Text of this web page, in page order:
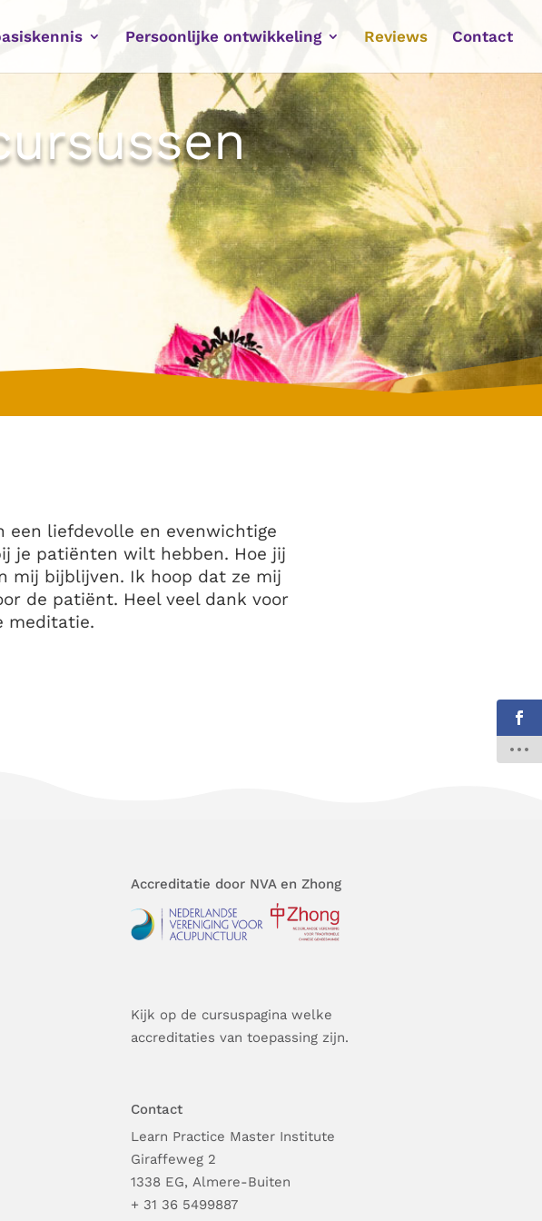
Persoonlijke ontwikkeling Reviews Contact
een liefdevolle en evenwichtige
je patiënten wilt hebben. Hoe jij
mij bijblijven. Ik hoop dat ze mij
de patiënt. Heel veel dank voor
meditatie.
Accreditatie door NVA en Zhong
Kijk op de cursuspagina welke
accreditaties van toepassing zijn.
Contact
Learn Practice Master Institute
Giraffeweg 2
1338 EG, Almere-Buiten
+ 31 36 5499887